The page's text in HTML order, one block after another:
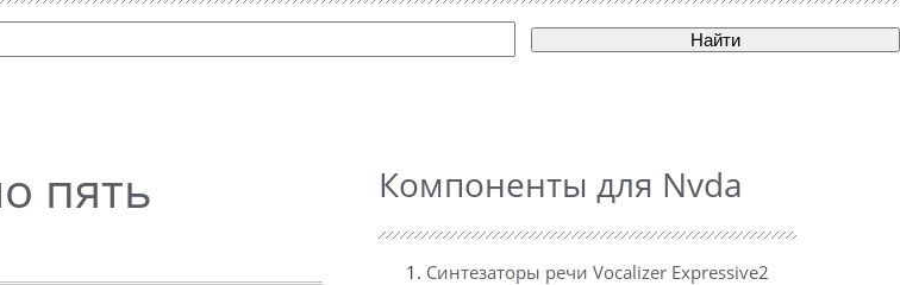
Найти
пять
Компоненты для Nvda
Синтезаторы речи Vocalizer Expressive2